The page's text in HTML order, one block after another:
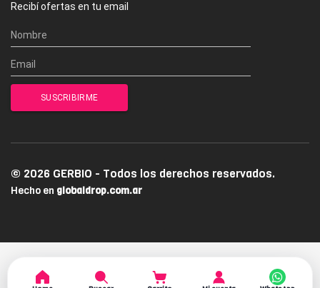
Recibí ofertas en tu email
© 2026 GERBIO - Todos los derechos reservados.
Hecho en globaldrop.com.ar